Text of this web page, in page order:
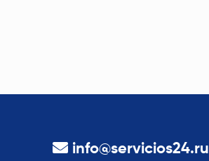
info@servicios24.ru